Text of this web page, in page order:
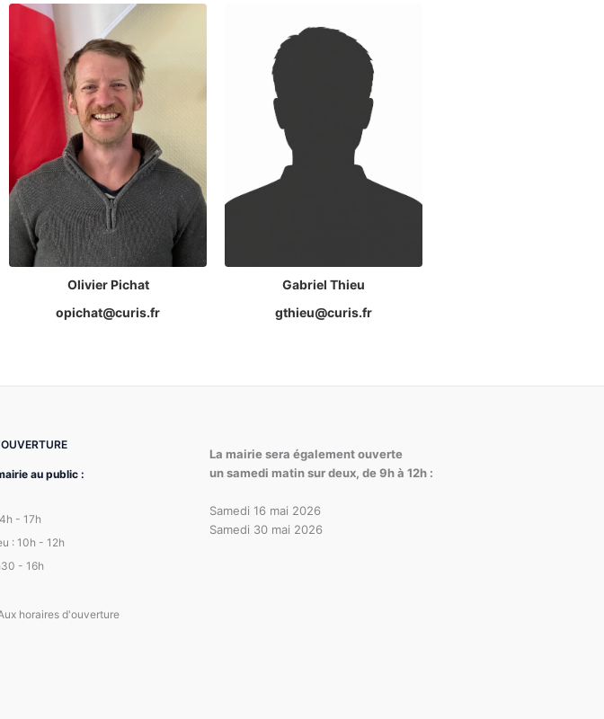
Olivier Pichat
opichat@curis.fr
Gabriel Thieu
gthieu@curis.fr
au public :
- 17h
: 10h - 12h
- 16h
horaires d'ouverture
La mairie sera également ouverte
un samedi matin sur deux, de 9h à 12h :
Samedi 16 mai 2026
Samedi 30 mai 2026